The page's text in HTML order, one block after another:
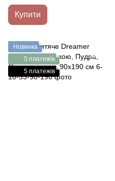
Купити
Новинка
5 платежів
5 платежів